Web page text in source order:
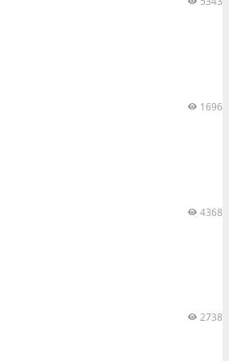
1696
4368
2738